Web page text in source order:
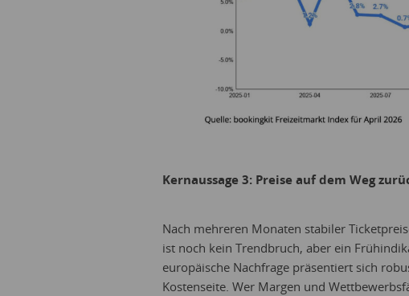
Kernaussage 3: Preise auf dem Weg
Nach mehreren Monaten stabiler
ist noch kein Trendbruch, aber ein
europäische Nachfrage präsentiert sich
Kostenseite. Wer Margen und